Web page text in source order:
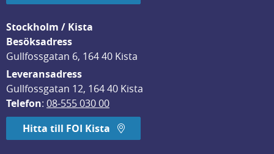
Stockholm / Kista
Besöksadress
Gullfossgatan 6, 164 40 Kista
Leveransadress
Gullfossgatan 12, 164 40 Kista
Telefon: 08-555 030 00
Hitta till FOI Kista